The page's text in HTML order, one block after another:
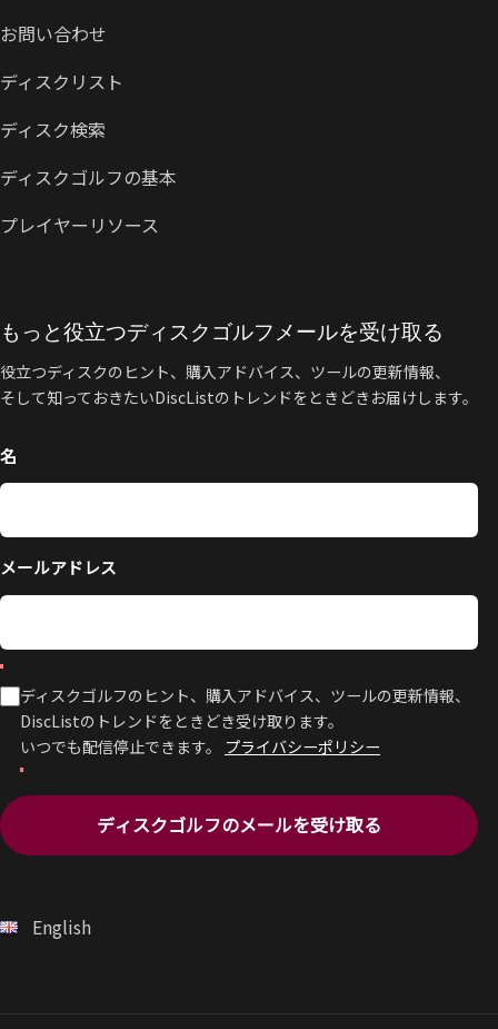
お問い合わせ
ディスクリスト
ディスク検索
ディスクゴルフの基本
プレイヤーリソース
もっと役立つディスクゴルフメールを受け取る
役立つディスクのヒント、購入アドバイス、ツールの更新情報、
そして知っておきたいDiscListのトレンドをときどきお届けします。
名
メールアドレス
ディスクゴルフのヒント、購入アドバイス、ツールの更新情報、
DiscListのトレンドをときどき受け取ります。
いつでも配信停止できます。 プライバシーポリシー
ディスクゴルフのメールを受け取る
English